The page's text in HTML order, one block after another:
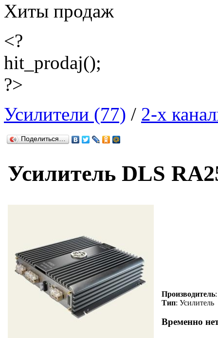
Хиты продаж
<?
hit_prodaj();
?>
Усилители (77) / 2-х
Поделиться…
Усилитель DLS
Производитель
Тип: Усилитель
Временно